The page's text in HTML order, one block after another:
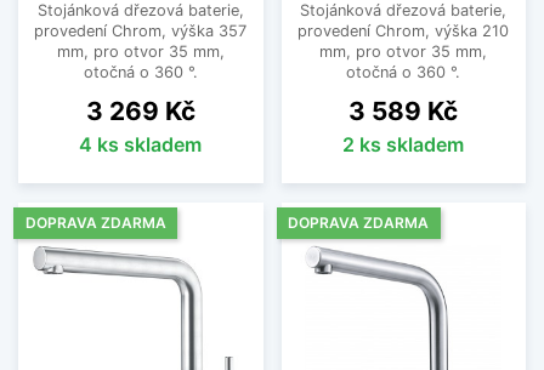
Stojánková dřezová baterie,
provedení Chrom, výška 357
mm, pro otvor 35 mm,
otočná o 360 °.
Cena
3 269 Kč
4 ks skladem
Stojánková dřezová baterie,
provedení Chrom, výška 210
mm, pro otvor 35 mm,
otočná o 360 °.
Cena
3 589 Kč
2 ks skladem
DOPRAVA ZDARMA DOPRAVA ZDARMA